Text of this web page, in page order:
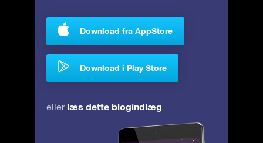
Download fra AppStore
Download i Play Store
eller læs dette blogindlæg